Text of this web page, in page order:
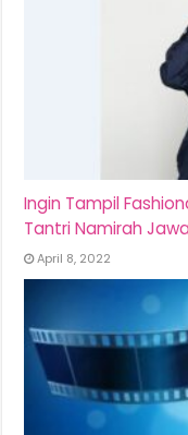
Ingin Tampil
Tantri Namirah
April 8, 2022